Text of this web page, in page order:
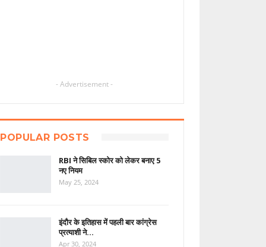
- Advertisement -
POPULAR POSTS
RBI ने सिबिल स्कोर को लेकर बनाए 5
नए नियम
May 25, 2024
इंदौर के इतिहास में पहली बार कांग्रेस
प्रत्याशी ने…
Apr 30, 2024